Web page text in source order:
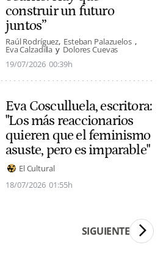
construir un futuro
juntos”
Raúl Rodríguez Esteban Palazuelos
Eva Calzadilla
Dolores Cuevas
19/07/2026 00:39h
Eva Cosculluela, escritora:
"Los más reaccionarios
quieren que el feminismo
asuste, pero es imparable"
El Cultural
18/07/2026 01:55h
SIGUIENTE